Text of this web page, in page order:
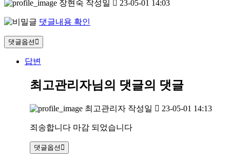
장현숙 작성일 23-05-01 14:03
댓글내용 확인
댓글옵션
답변
최고관리자님의 댓글의 댓글
최고관리자 작성일 23-05-01 14:13
죄송합니다 마감 되었습니다
댓글옵션